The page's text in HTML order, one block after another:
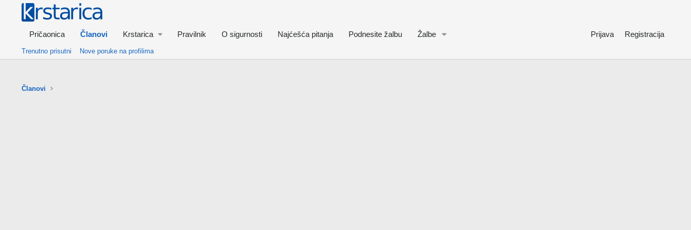
Pričaonica Članovi Krstarica Pravilnik O sigurnosti Najćešća pitanja Podnesite žalbu Žalbe Prijava Registracija
Trenutno prisutni Nove poruke na profilima
Članovi